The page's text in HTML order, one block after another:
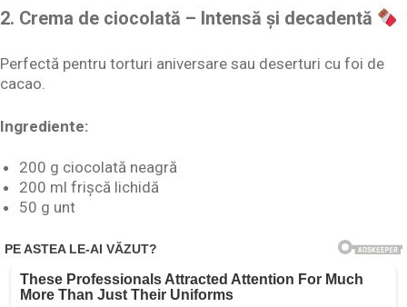
2. Crema de ciocolată – Intensă și decadentă
Perfectă pentru torturi aniversare sau deserturi cu foi de
cacao.
Ingrediente:
200 g ciocolată neagră
200 ml frișcă lichidă
50 g unt